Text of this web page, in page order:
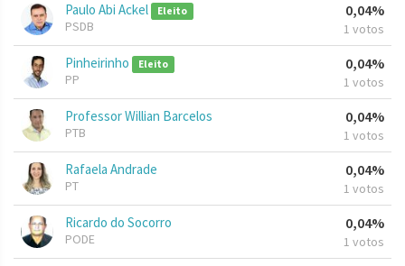
Paulo Abi Ackel Eleito
PSDB
0,04%
1 votos
Pinheirinho Eleito
PP
0,04%
1 votos
Professor Willian Barcelos
PTB
0,04%
1 votos
Rafaela Andrade
PT
0,04%
1 votos
Ricardo do Socorro
PODE
0,04%
1 votos